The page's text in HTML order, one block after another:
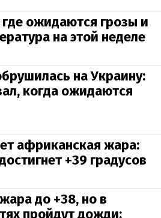
ожидаются грозы и
на этой неделе
на Украину:
когда ожидаются
африканская жара:
+39 градусов
до +38, но в
пройдут дожди: